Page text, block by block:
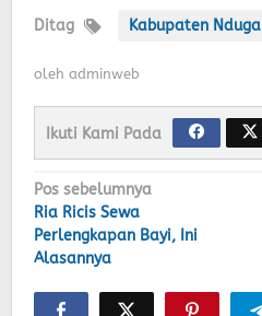
Ditag Kabupaten Nduga
oleh adminweb
Ikuti Kami Pada
Navigasi
pos
Pos sebelumnya
Ria Ricis Sewa
Perlengkapan Bayi, Ini
Alasannya